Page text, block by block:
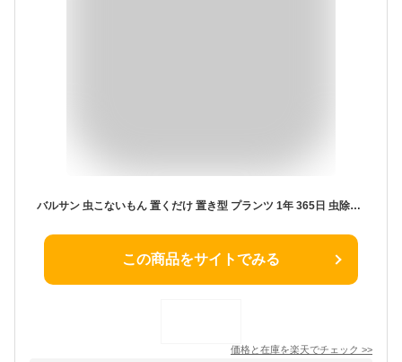
バルサン 虫こないもん 置くだけ 置き型 プランツ 1年 365日 虫除け 虫よけ ユスリカ 虫対策 防虫 無臭 6畳 玄関 リビング 窓際 寝室 トイレ 害虫 対策 お洒落 おしゃれ インテリア レック ダイレクト lec
この商品をサイトでみる
価格と在庫を楽天でチェック >>